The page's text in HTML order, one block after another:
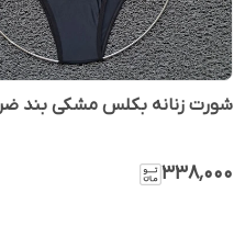
شورت زنانه بکلس مشکی بند
۳۳۸٬۰۰۰